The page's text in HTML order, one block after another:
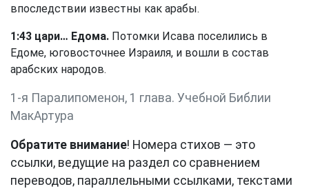
впоследствии известны как арабы.
1:43 цари… Едома. Потомки Исава поселились в
Едоме, юговосточнее Израиля, и вошли в состав
арабских народов.
1-я Паралипоменон, 1 глава. Учебной Библии
МакАртура
Обратите внимание! Номера стихов — это
ссылки, ведущие на раздел со сравнением
переводов, параллельными ссылками, текстами